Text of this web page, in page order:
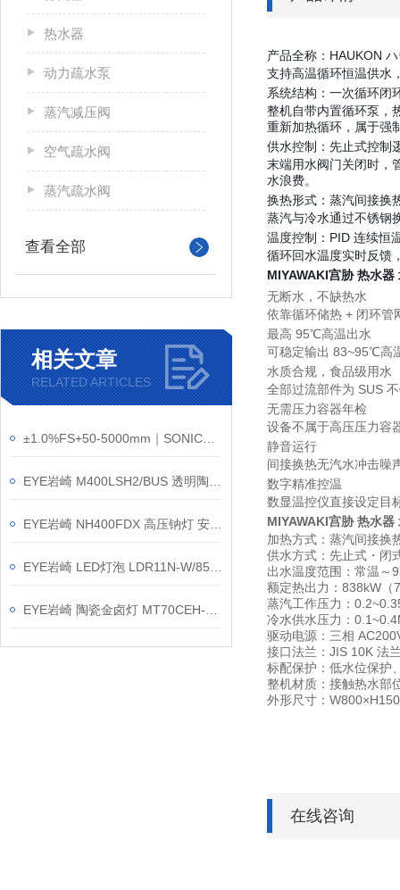
热水器
动力疏水泵
蒸汽减压阀
空气疏水阀
蒸汽疏水阀
查看全部
相关文章
RELATED ARTICLES
产品全称：HAUKON
支持高温循环恒温供水
系统结构：一次循环闭
整机自带内置循环泵，
重新加热循环，属于强
供水控制：先止式控制
末端用水阀门关闭时，
水浪费。
换热形式：蒸汽间接换
蒸汽与冷水通过不锈钢
温度控制：PID 连续恒
循环回水温度实时反馈
MIYAWAKI宫胁 热水器
无断水，不缺热水
依靠循环储热 + 闭环管
最高 95℃高温出水
可稳定输出 83~95℃高
水质合规，食品级用水
全部过流部件为 SUS
无需压力容器年检
设备不属于高压压力容
静音运行
间接换热无汽水冲击噪
数字精准控温
数显温控仪直接设定目
MIYAWAKI宫胁 热水器
加热方式：蒸汽间接换
供水方式：先止式・闭
出水温度范围：常温～
额定热出力：838kW（
蒸汽工作压力：
冷水供水压力：
驱动电源：三相
接口法兰：JIS 10K 法
标配保护：低水位保护
整机材质：接触热水部
外形尺寸：
在线咨询